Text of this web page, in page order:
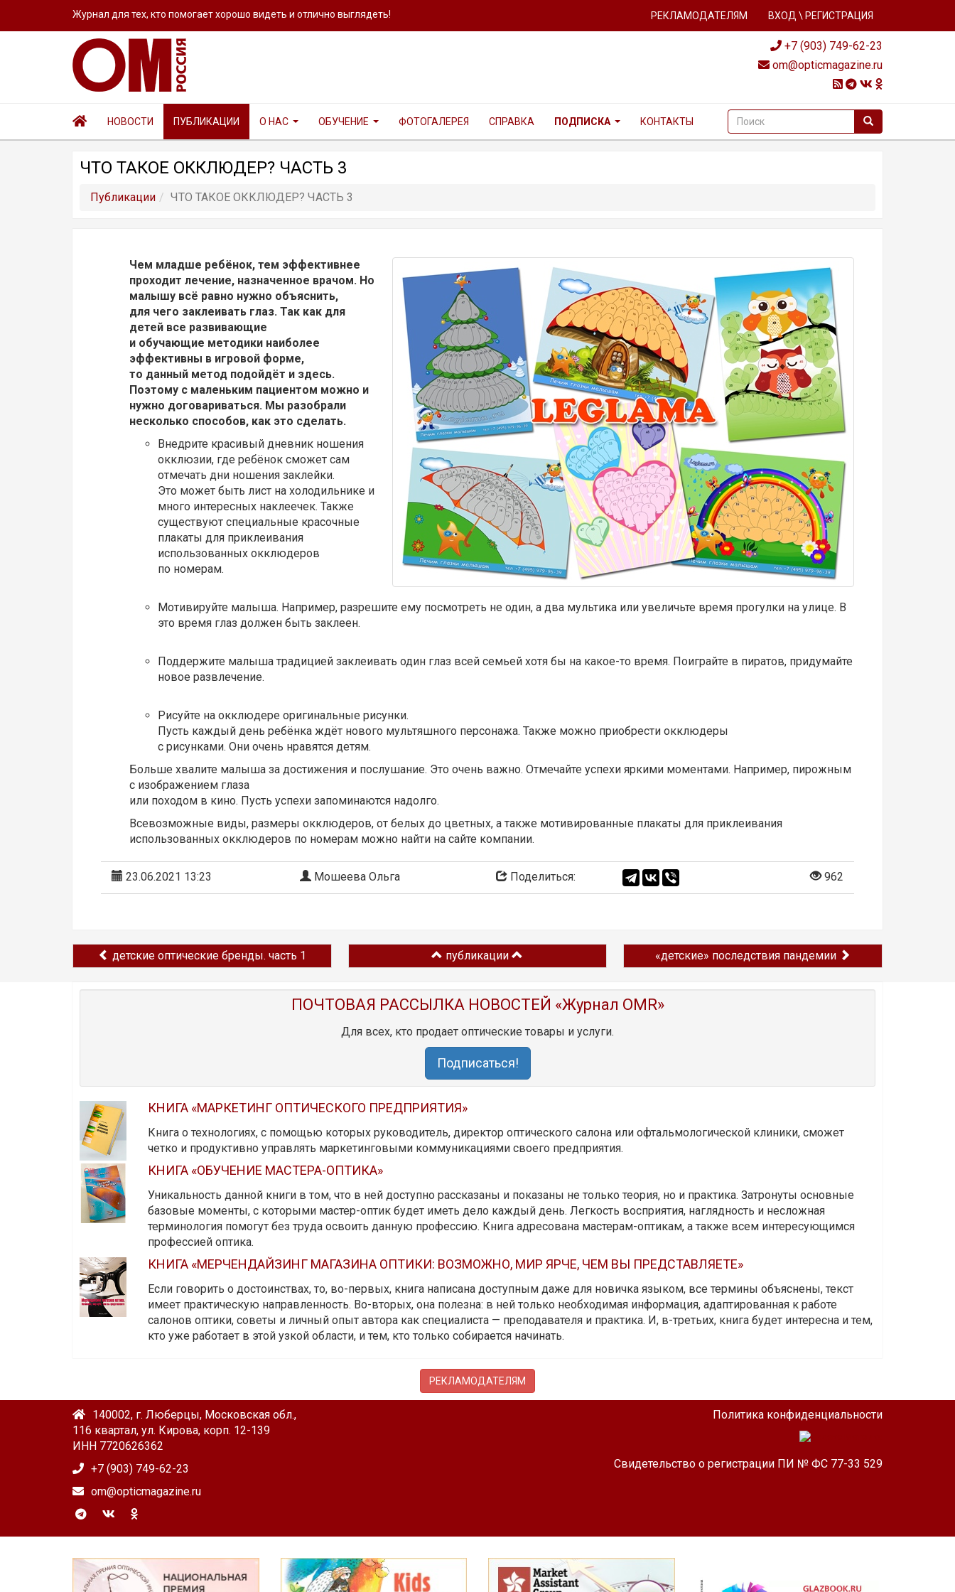
Журнал для тех, кто помогает хорошо видеть и отлично выглядеть! РЕКЛАМОДАТЕЛЯМ ВХОД \ РЕГИСТРАЦИЯ
+7 (903) 749-62-23
om@opticmagazine.ru
НОВОСТИ ПУБЛИКАЦИИ О НАС ОБУЧЕНИЕ ФОТОГАЛЕРЕЯ СПРАВКА ПОДПИСКА КОНТАКТЫ
ЧТО ТАКОЕ ОККЛЮДЕР? ЧАСТЬ 3
Публикации ЧТО ТАКОЕ ОККЛЮДЕР? ЧАСТЬ 3
Чем младше ребёнок, тем эффективнее
проходит лечение, назначенное врачом. Но
малышу всё равно нужно объяснить,
для чего заклеивать глаз. Так как для
детей все развивающие
и обучающие методики наиболее
эффективны в игровой форме,
то данный метод подойдёт и здесь.
Поэтому с маленьким пациентом можно и
нужно договариваться. Мы разобрали
несколько способов, как это сделать.
Внедрите красивый дневник ношения
окклюзии, где ребёнок сможет сам
отмечать дни ношения заклейки.
Это может быть лист на холодильнике и
много интересных наклеечек. Также
существуют специальные красочные
плакаты для приклеивания
использованных окклюдеров
по номерам.
Мотивируйте малыша. Например, разрешите ему посмотреть не один, а два мультика или увеличьте время прогулки на улице. В
это время глаз должен быть заклеен.
Поддержите малыша традицией заклеивать один глаз всей семьей хотя бы на какое-то время. Поиграйте в пиратов, придумайте
новое развлечение.
Рисуйте на окклюдере оригинальные рисунки.
Пусть каждый день ребёнка ждёт нового мультяшного персонажа. Также можно приобрести окклюдеры
с рисунками. Они очень нравятся детям.
Больше хвалите малыша за достижения и послушание. Это очень важно. Отмечайте успехи яркими моментами. Например, пирожным
с изображением глаза
или походом в кино. Пусть успехи запоминаются надолго.
Всевозможные виды, размеры окклюдеров, от белых до цветных, а также мотивированные плакаты для приклеивания
использованных окклюдеров по номерам можно найти на сайте компании.
23.06.2021 13:23 Мошеева Ольга Поделиться: 962
детские оптические бренды. часть 1 публикации «детские» последствия пандемии
ПОЧТОВАЯ РАССЫЛКА НОВОСТЕЙ «Журнал OMR»
Для всех, кто продает оптические товары и услуги.
Подписаться!
КНИГА «МАРКЕТИНГ ОПТИЧЕСКОГО ПРЕДПРИЯТИЯ»
Книга о технологиях, с помощью которых руководитель, директор оптического салона или офтальмологической клиники, сможет
четко и продуктивно управлять маркетинговыми коммуникациями своего предприятия.
КНИГА «ОБУЧЕНИЕ МАСТЕРА-ОПТИКА»
Уникальность данной книги в том, что в ней доступно рассказаны и показаны не только теория, но и практика. Затронуты основные
базовые моменты, с которыми мастер-оптик будет иметь дело каждый день. Легкость восприятия, наглядность и несложная
терминология помогут без труда освоить данную профессию. Книга адресована мастерам-оптикам, а также всем интересующимся
профессией оптика.
КНИГА «МЕРЧЕНДАЙЗИНГ МАГАЗИНА ОПТИКИ: ВОЗМОЖНО, МИР ЯРЧЕ, ЧЕМ ВЫ ПРЕДСТАВЛЯЕТЕ»
Если говорить о достоинствах, то, во-первых, книга написана доступным даже для новичка языком, все термины объяснены, текст
имеет практическую направленность. Во-вторых, она полезна: в ней только необходимая информация, адаптированная к работе
салонов оптики, советы и личный опыт автора как специалиста — преподавателя и практика. И, в-третьих, книга будет интересна и тем,
кто уже работает в этой узкой области, и тем, кто только собирается начинать.
РЕКЛАМОДАТЕЛЯМ
140002, г. Люберцы, Московская обл.,
116 квартал, ул. Кирова, корп. 12-139
ИНН 7720626362
+7 (903) 749-62-23
om@opticmagazine.ru
Политика конфиденциальности
Свидетельство о регистрации ПИ № ФС 77-33 529